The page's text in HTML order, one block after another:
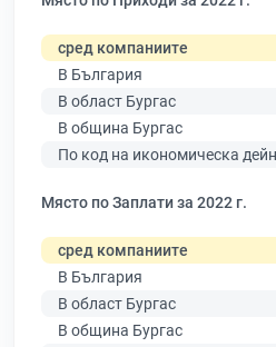
сред компаниите
В България
В област Бургас
В община Бургас
По код на икономическа
Място по Заплати за 2022 г.
сред компаниите
В България
В област Бургас
В община Бургас